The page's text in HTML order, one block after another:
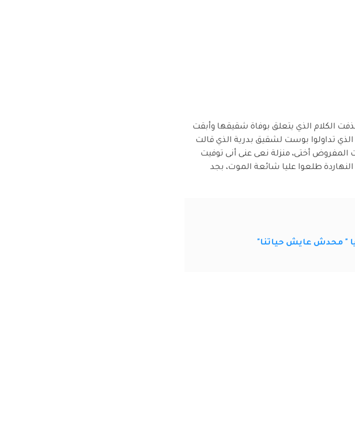
الكلام الذي يتعلق بوفاة شقيقها وأبقت
تداولوا بوست لشقيق بدرية الذي قالت
المفروض أختى، منزلة نعى عنى أنى توفيت
طلعوا عليا شائعة الموت، بجد
" محدش عايش حياتنا"